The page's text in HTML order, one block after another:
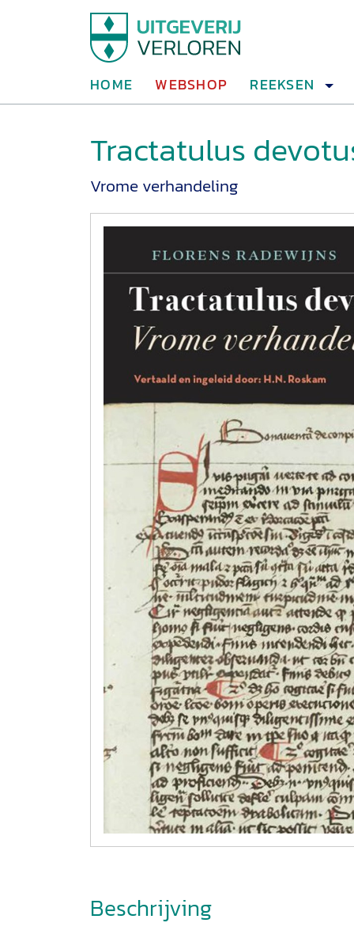
HOME WEBSHOP REEKSEN
Tractatulus
Vrome verhandeling
Beschrijving